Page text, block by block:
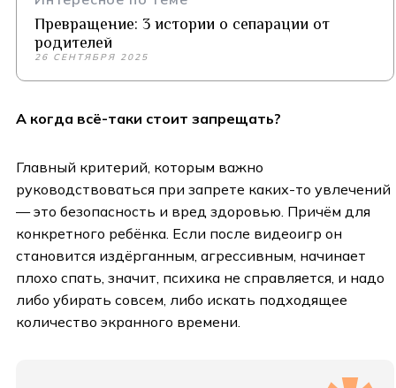
Превращение: 3 истории о сепарации от
родителей
26 СЕНТЯБРЯ 2025
А когда всё-таки стоит запрещать?
Главный критерий, которым важно
руководствоваться при запрете каких-то увлечений
— это безопасность и вред здоровью. Причём для
конкретного ребёнка. Если после видеоигр он
становится издёрганным, агрессивным, начинает
плохо спать, значит, психика не справляется, и надо
либо убирать совсем, либо искать подходящее
количество экранного времени.